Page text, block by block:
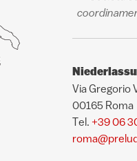
Via Gregorio
00165 Roma
Tel. +39 06